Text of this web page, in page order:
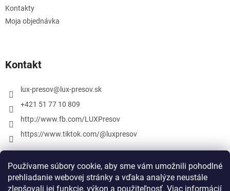
Používame súbory cookie, aby sme vám umožnili pohodlné
prehliadanie webovej stránky a vďaka analýze neustále
zlepšovali jej funkcie, výkon a použiteľnosť. Viac informácií
Kontakty
Moja objednávka
Kontakt
lux-presov@ lux-presov.sk
+421 51 77 10 809
http://www.fb.com/LUXPresov
https://www.tiktok.com/@luxpresov